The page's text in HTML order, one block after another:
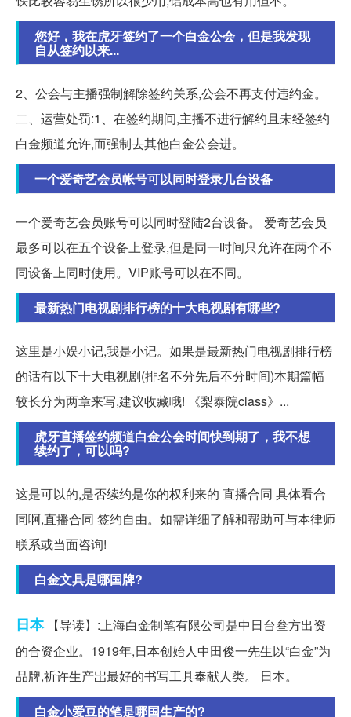
您好，我在虎牙签约了一个白金公会，但是我发现
自从签约以来...
2、公会与主播强制解除签约关系,公会不再支付违约金。
二、运营处罚:1、在签约期间,主播不进行解约且未经签约
白金频道允许,而强制去其他白金公会进。
一个爱奇艺会员帐号可以同时登录几台设备
一个爱奇艺会员账号可以同时登陆2台设备。 爱奇艺会员
最多可以在五个设备上登录,但是同一时间只允许在两个不
同设备上同时使用。VIP账号可以在不同。
最新热门电视剧排行榜的十大电视剧有哪些?
这里是小娱小记,我是小记。如果是最新热门电视剧排行榜
的话有以下十大电视剧(排名不分先后不分时间)本期篇幅
较长分为两章来写,建议收藏哦! 《梨泰院class》...
虎牙直播签约频道白金公会时间快到期了，我不想
续约了，可以吗?
这是可以的,是否续约是你的权利来的 直播合同 具体看合
同啊,直播合同 签约自由。如需详细了解和帮助可与本律师
联系或当面咨询!
白金文具是哪国牌?
日本【导读】:上海白金制笔有限公司是中日台叁方出资
的合资企业。1919年,日本创始人中田俊一先生以“白金”为
品牌,祈许生产岀最好的书写工具奉献人类。 日本。
白金小爱豆的笔是哪国生产的?